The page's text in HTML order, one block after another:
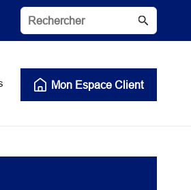
Mon Espace Client